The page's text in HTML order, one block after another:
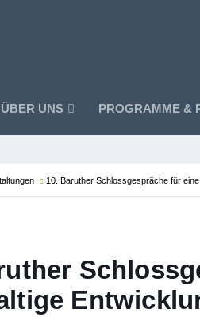
ÜBER UNS PROGRAMME &
10. Baruther Schlossgespräche für